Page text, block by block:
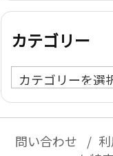
カ
ブ
カテゴリー
カ
テ
ー
問い合わせ